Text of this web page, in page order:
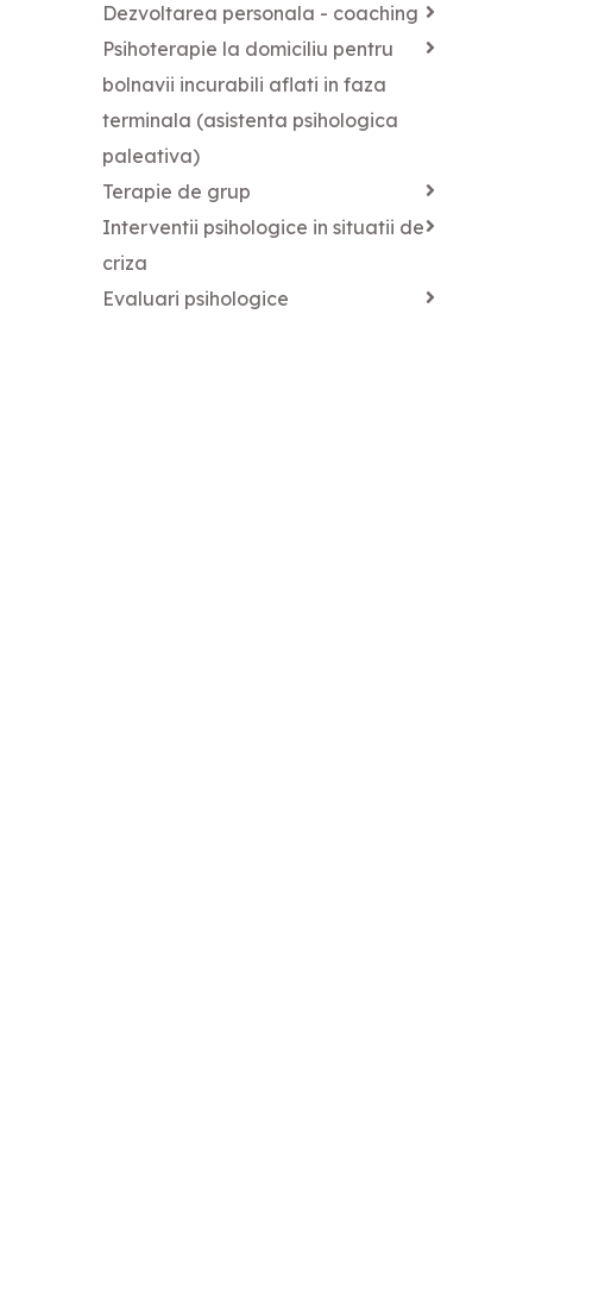
Dezvoltarea personala - coaching
Psihoterapie la domiciliu pentru
bolnavii incurabili aflati in faza
terminala (asistenta psihologica
paleativa)
Terapie de grup
Interventii psihologice in situatii de
criza
Evaluari psihologice